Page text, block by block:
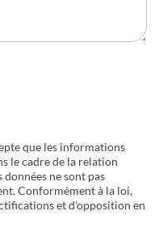
que les informations
le cadre de la relation
ne sont pas
Conformément à la loi,
et d’opposition en